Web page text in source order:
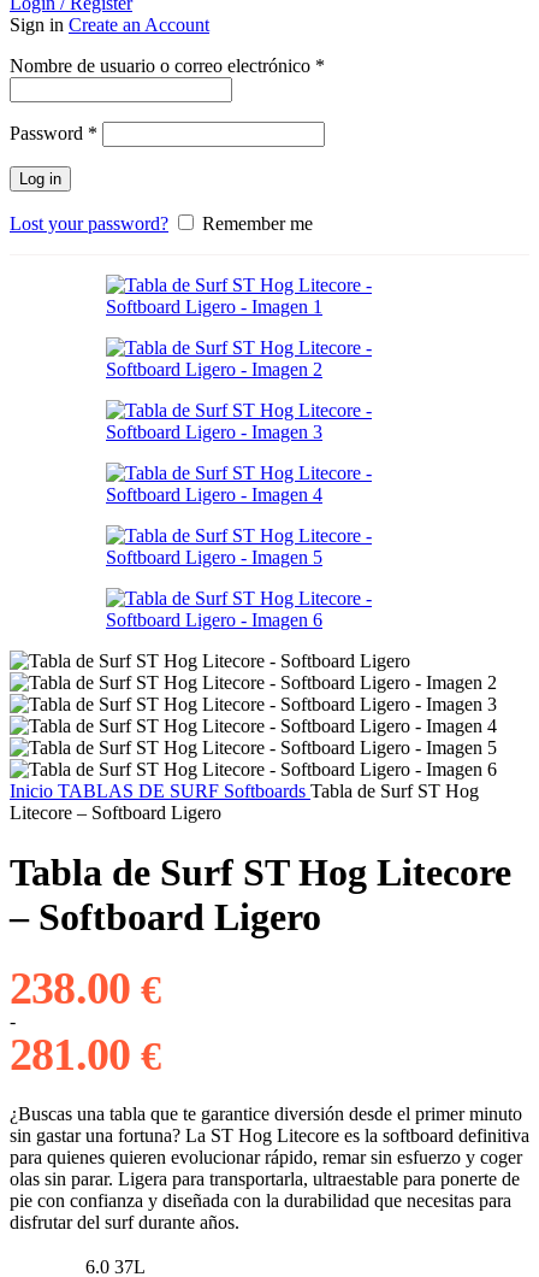
Sign in Create an Account
Nombre de usuario o correo electrónico *
Password *
Log in
Lost your password? Remember me
Inicio TABLAS DE SURF Softboards Tabla de Surf ST Hog
Litecore – Softboard Ligero
Tabla de Surf ST Hog Litecore
– Softboard Ligero
238.00€
-
281.00€
Rango
de
desde
238.00 €
hasta
¿Buscas una tabla que te garantice diversión desde el primer minuto
sin gastar una fortuna? La ST Hog Litecore es la softboard definitiva
para quienes quieren evolucionar rápido, remar sin esfuerzo y coger
olas sin parar. Ligera para transportarla, ultraestable para ponerte de
pie con confianza y diseñada con la durabilidad que necesitas para
disfrutar del surf durante años.
6.0 37L